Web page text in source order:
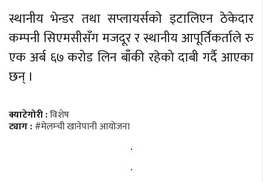
स्थानीय भेन्डर तथा सप्लायर्सको इटालिएन ठेकेदार
कम्पनी सिएमसीसँग मजदूर र स्थानीय आपूर्तिकर्ताले रु
एक अर्ब ६७ करोड लिन बाँकी रहेको दाबी गर्दै आएका
छन् ।
क्याटेगोरी :विशेष
ट्याग :#मेलम्ची खानेपानी आयोजना